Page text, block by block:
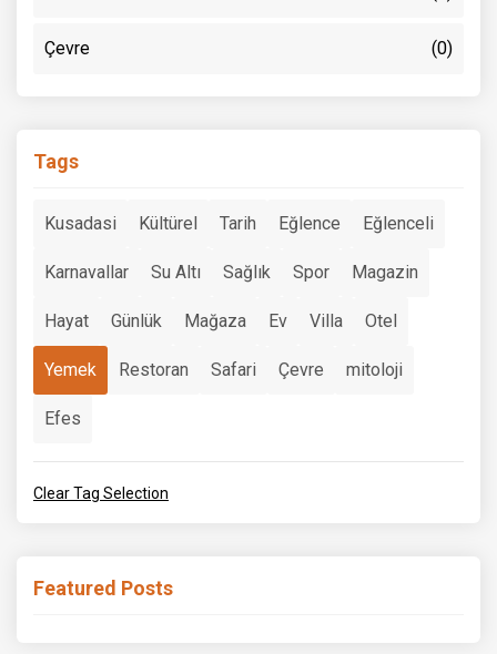
Çevre (0)
Tags
Kusadasi Kültürel Tarih Eğlence Eğlenceli
Karnavallar Su Altı Sağlık Spor Magazin
Hayat Günlük Mağaza Ev Villa Otel
Yemek Restoran Safari Çevre mitoloji
Efes
Clear Tag Selection
Featured Posts